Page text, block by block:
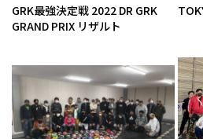
GRK最強決定戦 2022 DR GRK
GRAND PRIX リザルト